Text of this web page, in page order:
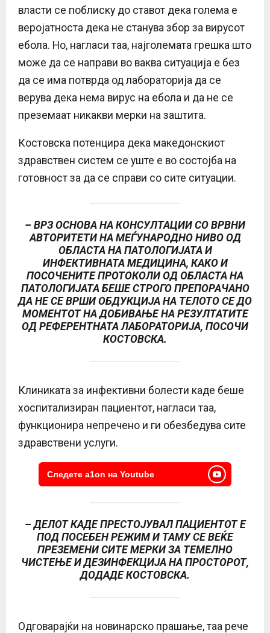
власти се поблиску до ставот дека голема е
веројатноста дека не станува збор за вирусот
ебола. Но, нагласи таа, најголемата грешка што
може да се направи во ваква ситуација е без
да се има потврда од лабораторија да се
верува дека нема вирус на ебола и да не се
преземаат никакви мерки на заштита.
Костовска потенцира дека македонскиот
здравствен систем се уште е во состојба на
готовност за да се справи со сите ситуации.
– ВРЗ ОСНОВА НА КОНСУЛТАЦИИ СО ВРВНИ
АВТОРИТЕТИ НА МЕЃУНАРОДНО НИВО ОД
ОБЛАСТА НА ПАТОЛОГИЈАТА И
ИНФЕКТИВНАТА МЕДИЦИНА, КАКО И
ПОСОЧЕНИТЕ ПРОТОКОЛИ ОД ОБЛАСТА НА
ПАТОЛОГИЈАТА БЕШЕ СТРОГО ПРЕПОРАЧАНО
ДА НЕ СЕ ВРШИ ОБДУКЦИЈА НА ТЕЛОТО СЕ ДО
МОМЕНТОТ НА ДОБИВАЊЕ НА РЕЗУЛТАТИТЕ
ОД РЕФЕРЕНТНАТА ЛАБОРАТОРИЈА, ПОСОЧИ
КОСТОВСКА.
Клиниката за инфективни болести каде беше
хоспитализиран пациентот, нагласи таа,
функционира непречено и ги обезбедува сите
здравствени услуги.
Следете a1on на Youtube
– ДЕЛОТ КАДЕ ПРЕСТОЈУВАЛ ПАЦИЕНТОТ Е
ПОД ПОСЕБЕН РЕЖИМ И ТАМУ СЕ ВЕЌЕ
ПРЕЗЕМЕНИ СИТЕ МЕРКИ ЗА ТЕМЕЛНО
ЧИСТЕЊЕ И ДЕЗИНФЕКЦИЈА НА ПРОСТОРОТ,
ДОДАДЕ КОСТОВСКА.
Одговарајќи на новинарско прашање, таа рече